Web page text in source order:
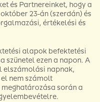
és Partnereinket, hogy a
23-án (szerdán) és
értékelési és
alapok befektetési
szünetel ezen a napon. A
elszámolási napnak,
nem számolt
során a